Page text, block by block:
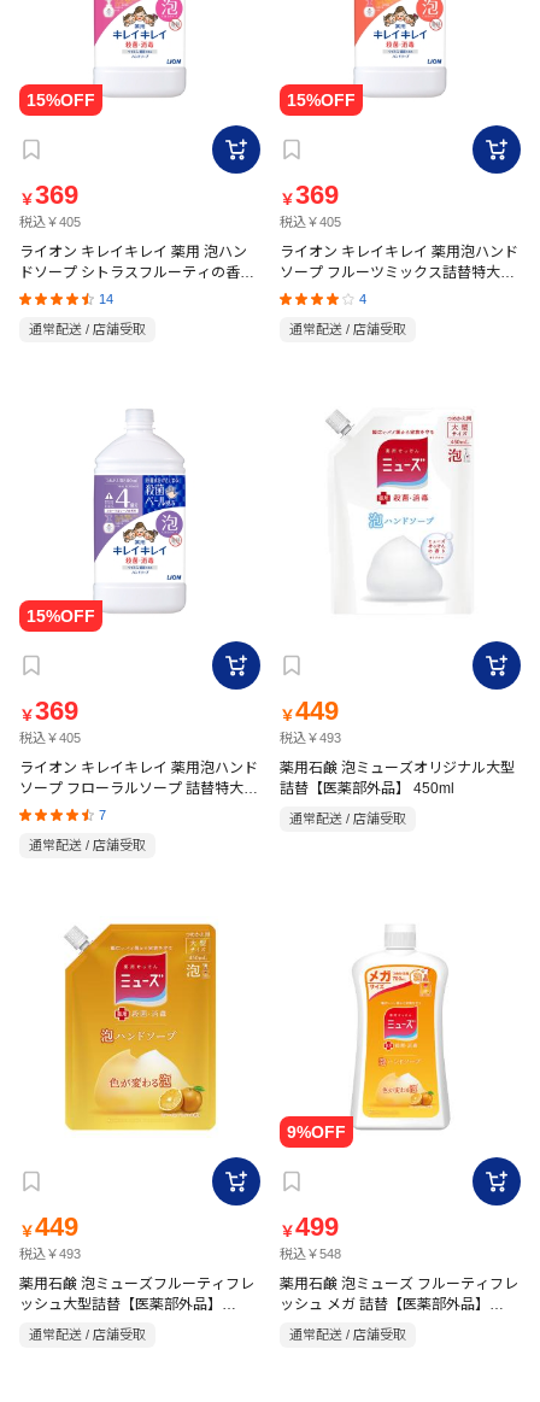
￥369
税込￥405
ライオン キレイキレイ 薬用 泡ハン
ドソープ シトラスフルーティの香り
つめかえ用 特大サイズ【医薬部外
14
通常配送 / 店舗受取
￥369
税込￥405
ライオン キレイキレイ 薬用泡ハンド
ソープ フルーツミックス詰替特大
【医薬部外品】 800ml
4
通常配送 / 店舗受取
￥369
税込￥405
ライオン キレイキレイ 薬用泡ハンド
ソープ フローラルソープ 詰替特大
【医薬部外品】 800ml
7
通常配送 / 店舗受取
￥449
税込￥493
薬用石鹸 泡ミューズオリジナル大型
詰替【医薬部外品】 450ml
通常配送 / 店舗受取
￥449
税込￥493
薬用石鹸 泡ミューズフルーティフレ
ッシュ大型詰替【医薬部外品】
通常配送 / 店舗受取
￥499
税込￥548
薬用石鹸 泡ミューズ フルーティフレ
ッシュ メガ 詰替【医薬部外品】
700ml フルーティフレッシュ
通常配送 / 店舗受取